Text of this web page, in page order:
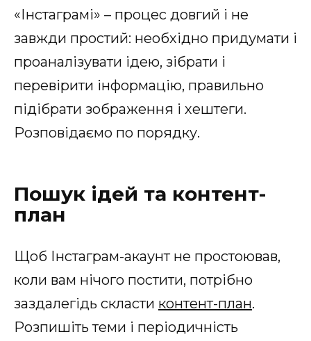
«Інстаграмі» – процес довгий і не
завжди простий: необхідно придумати і
проаналізувати ідею, зібрати і
перевірити інформацію, правильно
підібрати зображення і хештеги.
Розповідаємо по порядку.
Пошук ідей та контент-
план
Щоб Інстаграм-акаунт не простоював,
коли вам нічого постити, потрібно
заздалегідь скласти контент-план.
Розпишіть теми і періодичність